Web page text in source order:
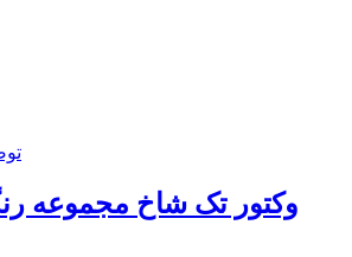
وکتور تک شاخ مجموعه